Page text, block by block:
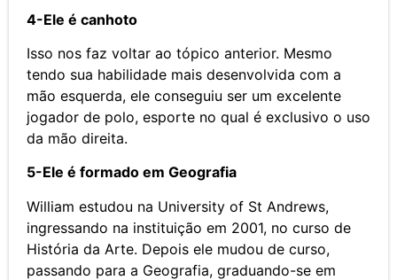
4-Ele é canhoto
Isso nos faz voltar ao tópico anterior. Mesmo
tendo sua habilidade mais desenvolvida com a
mão esquerda, ele conseguiu ser um excelente
jogador de polo, esporte no qual é exclusivo o uso
da mão direita.
5-Ele é formado em Geografia
William estudou na University of St Andrews,
ingressando na instituição em 2001, no curso de
História da Arte. Depois ele mudou de curso,
passando para a Geografia, graduando-se em